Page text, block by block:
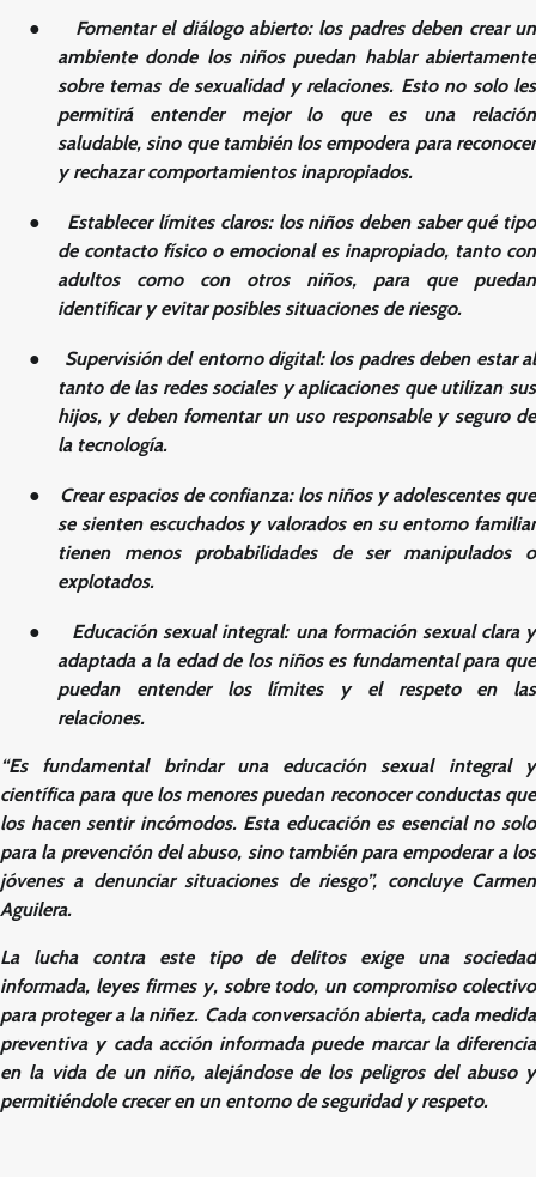
● Fomentar el diálogo abierto: los padres deben crear un
ambiente donde los niños puedan hablar abiertamente
sobre temas de sexualidad y relaciones. Esto no solo les
permitirá entender mejor lo que es una relación
saludable, sino que también los empodera para reconocer
y rechazar comportamientos inapropiados.
● Establecer límites claros: los niños deben saber qué tipo
de contacto físico o emocional es inapropiado, tanto con
adultos como con otros niños, para que puedan
identificar y evitar posibles situaciones de riesgo.
● Supervisión del entorno digital: los padres deben estar al
tanto de las redes sociales y aplicaciones que utilizan sus
hijos, y deben fomentar un uso responsable y seguro de
la tecnología.
● Crear espacios de confianza: los niños y adolescentes que
se sienten escuchados y valorados en su entorno familiar
tienen menos probabilidades de ser manipulados o
explotados.
● Educación sexual integral: una formación sexual clara y
adaptada a la edad de los niños es fundamental para que
puedan entender los límites y el respeto en las
relaciones.
“Es fundamental brindar una educación sexual integral y
científica para que los menores puedan reconocer conductas que
los hacen sentir incómodos. Esta educación es esencial no solo
para la prevención del abuso, sino también para empoderar a los
jóvenes a denunciar situaciones de riesgo”, concluye Carmen
Aguilera.
La lucha contra este tipo de delitos exige una sociedad
informada, leyes firmes y, sobre todo, un compromiso colectivo
para proteger a la niñez. Cada conversación abierta, cada medida
preventiva y cada acción informada puede marcar la diferencia
en la vida de un niño, alejándose de los peligros del abuso y
permitiéndole crecer en un entorno de seguridad y respeto.